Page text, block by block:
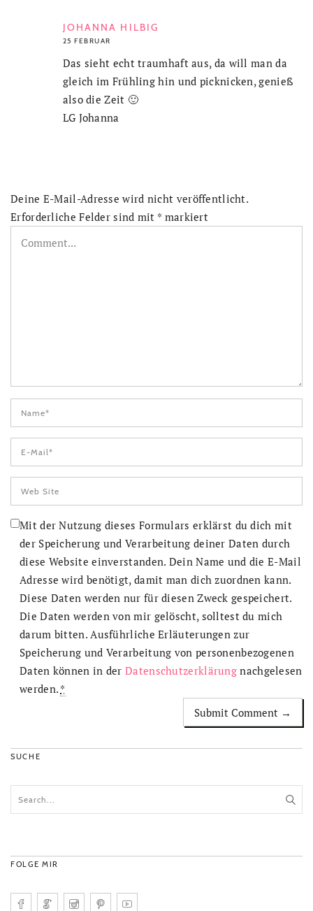
JOHANNA HILBIG
25 FEBRUAR
Das sieht echt traumhaft aus, da will man da
gleich im Frühling hin und picknicken, genieß
also die Zeit 🙂
LG Johanna
Deine E-Mail-Adresse wird nicht veröffentlicht.
Erforderliche Felder sind mit * markiert
Mit der Nutzung dieses Formulars erklärst du dich mit
der Speicherung und Verarbeitung deiner Daten durch
diese Website einverstanden. Dein Name und die E-Mail
Adresse wird benötigt, damit man dich zuordnen kann.
Diese Daten werden nur für diesen Zweck gespeichert.
Die Daten werden von mir gelöscht, solltest du mich
darum bitten. Ausführliche Erläuterungen zur
Speicherung und Verarbeitung von personenbezogenen
Daten können in derDatenschutzerklärung nachgelesen
werden. *
SUCHE
FOLGE MIR